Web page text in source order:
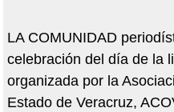
LA COMUNIDAD
celebración del día de la
organizada por la
Estado de Veracruz,